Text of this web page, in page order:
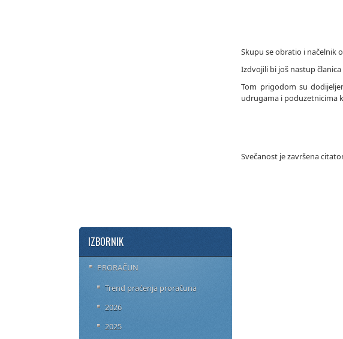
Skupu se obratio i načelnik
Izdvojili bi još nastup
Tom prigodom su
udrugama i poduzetnicima
Svečanost je završena
IZBORNIK
PRORAČUN
Trend praćenja proračuna
2026
2025